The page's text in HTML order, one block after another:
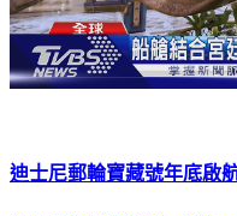
迪士尼郵輪寶藏號年底啟